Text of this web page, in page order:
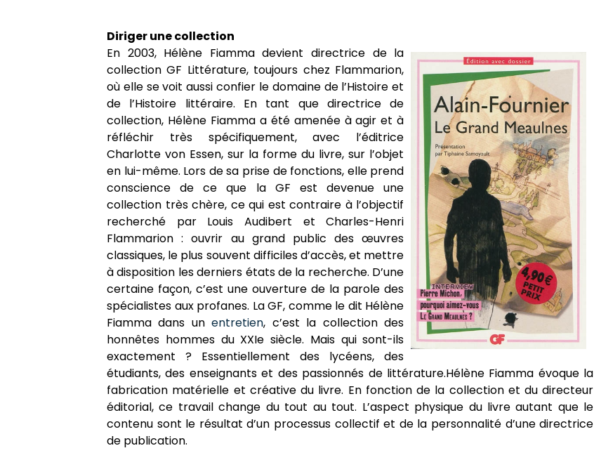
Diriger une collection
En 2003, Hélène Fiamma devient directrice de la
collection GF Littérature, toujours chez Flammarion,
où elle se voit aussi confier le domaine de l’Histoire et
de l’Histoire littéraire. En tant que directrice de
collection, Hélène Fiamma a été amenée à agir et à
réfléchir très spécifiquement, avec l’éditrice
Charlotte von Essen, sur la forme du livre, sur l’objet
en lui-même. Lors de sa prise de fonctions, elle prend
conscience de ce que la GF est devenue une
collection très chère, ce qui est contraire à l’objectif
recherché par Louis Audibert et Charles-Henri
Flammarion : ouvrir au grand public des œuvres
classiques, le plus souvent difficiles d’accès, et mettre
à disposition les derniers états de la recherche. D’une
certaine façon, c’est une ouverture de la parole des
spécialistes aux profanes. La GF, comme le dit Hélène
Fiamma dans unentretien, c’est la collection des
honnêtes hommes du XXIe siècle. Mais qui sont-ils
exactement ? Essentiellement des lycéens, des
étudiants, des enseignants et des passionnés de littérature.Hélène Fiamma évoque la
fabrication matérielle et créative du livre. En fonction de la collection et du directeur
éditorial, ce travail change du tout au tout. L’aspect physique du livre autant que le
contenu sont le résultat d’un processus collectif et de la personnalité d’une directrice
de publication.